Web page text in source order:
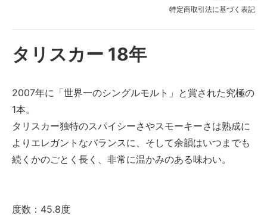
特定商取引法に基づく表記
タリスカー 18年
2007年に「世界一のシングルモルト」と賞された究極の
1本。
タリスカー独特のスパイシーさやスモーキーさは熟成に
よりエレガントなバランスに、そして余韻はいつまでも
続くかのごとく長く、非常に温かみのある味わい。
度数：45.8度